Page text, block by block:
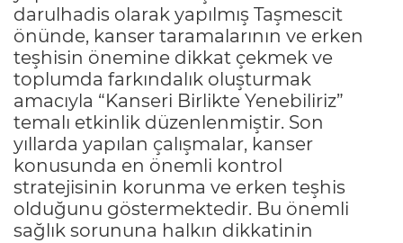
darulhadis olarak yapılmış Taşmescit
önünde, kanser taramalarının ve erken
teşhisin önemine dikkat çekmek ve
toplumda farkındalık oluşturmak
amacıyla “Kanseri Birlikte Yenebiliriz”
temalı etkinlik düzenlenmiştir. Son
yıllarda yapılan çalışmalar, kanser
konusunda en önemli kontrol
stratejisinin korunma ve erken teşhis
olduğunu göstermektedir. Bu önemli
sağlık sorununa halkın dikkatinin